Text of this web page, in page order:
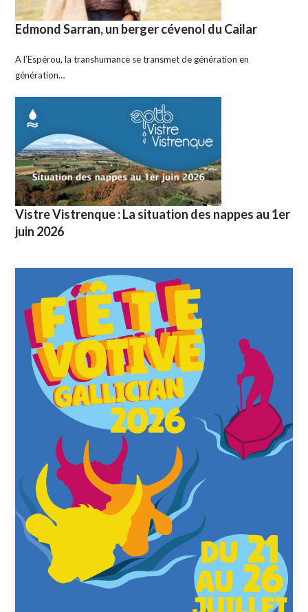
Edmond Sarran, un berger cévenol du Cailar
A l’Espérou, la transhumance se transmet de génération en
génération…
Vistre Vistrenque : La situation des nappes au 1er
juin 2026